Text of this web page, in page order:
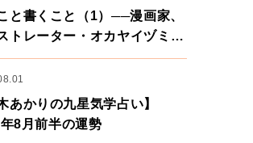
と書くこと（1）──漫画家、
トレーター・オカヤイヅミさ
画家・鶴谷香央理さん
あかりの九星気学占い】
8月前半の運勢